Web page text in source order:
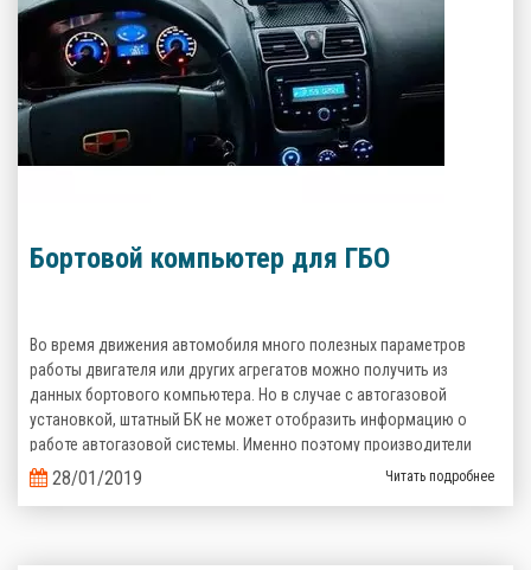
Бортовой компьютер для ГБО
Во время движения автомобиля много полезных параметров
работы двигателя или других агрегатов можно получить из
данных бортового компьютера. Но в случае с автогазовой
установкой, штатный БК не может отобразить информацию о
работе автогазовой системы. Именно поэтому производители
газобаллонного оборудования предлагают альтернативные
варианты.
28/01/2019 Читать подробнее